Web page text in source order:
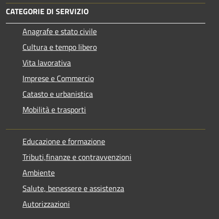
CATEGORIE DI SERVIZIO
Anagrafe e stato civile
Cultura e tempo libero
Vita lavorativa
Imprese e Commercio
Catasto e urbanistica
Mobilità e trasporti
Educazione e formazione
Tributi,finanze e contravvenzioni
Ambiente
Salute, benessere e assistenza
Autorizzazioni